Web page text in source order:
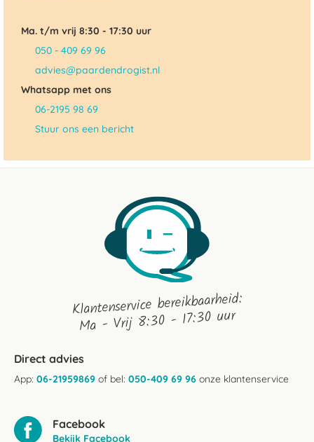
Ma. t/m vrij 8:30 - 17:30 uur
050 - 409 69 96
advies@paardendrogist.nl
Whatsapp met ons
06-2195 98 69
Stuur ons een bericht
Klantenservice bereikbaarheid:
Ma - Vrij 8:30 - 17:30 uur
Direct advies
App: 06-21959869 of bel: 050-409 69 96 onze klantenservice
Facebook
Bekijk Facebook